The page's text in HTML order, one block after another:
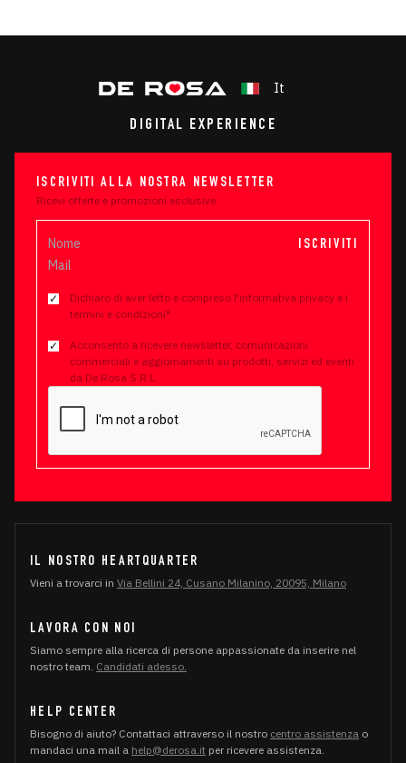
It
DIGITAL EXPERIENCE
IL NOSTRO HEARTQUARTER
Vieni a trovarci in Via Bellini 24, Cusano Milanino, 20095, Milano
LAVORA CON NOI
Siamo sempre alla ricerca di persone appassionate da inserire nel
nostro team. Candidati adesso.
HELP CENTER
Bisogno di aiuto? Contattaci attraverso il nostro centro assistenza o
mandaci una mail a help@derosa.it per ricevere assistenza.
ISCRIVITI ALLA NOSTRA NEWSLETTER
Ricevi offerte e promozioni esclusive
Dichiaro di aver letto e compreso l'informativa privacy e i
termini e condizioni*
Acconsento a ricevere newsletter, comunicazioni
commerciali e aggiornamenti su prodotti, servizi ed eventi
da De Rosa S.R.L.
ISCRIVITI